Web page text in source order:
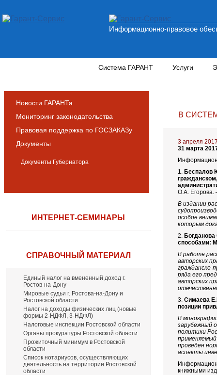
Информационно-правовое
Система ГАРАНТ Услуги
Новости ГАРАНТа
Мониторинг законодательства
Правовая поддержка по ГОСЗАКАЗу
Документы
Документы Губернатора
ИНТЕРНЕТ-СЕМИНАРЫ
СПРАВОЧНЫЙ МАТЕРИАЛ
Единый налог на вмененный доход г.
Ростов-на-Дону
Мировые судьи г. Ростова-на-Дону и
Ростовской области
Налог на доходы физических лиц (новые
формы 2-НДФЛ, 3-НДФЛ)
Налоговые инспекции Ростовской области
Органы прокуратуры Ростовской области
Прожиточный минимум в Ростовской
области
Список нотариусов, осуществляющих
деятельность на территории Ростовской
области
В
3 апреля
31 марта
1. Беспалов
О.А. Егорова.
В издании
особое
которым
2.
способами:
В работе
авторских
гражданско-
ряда его
авторских
3. Симаева
позиции
В
зарубежный
политики
проведен
аспекты
книжными